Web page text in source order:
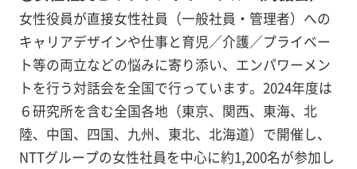
女性役員が直接女性社員（一般社員・管理者）への
キャリアデザインや仕事と育児／介護／プライベー
ト等の両立などの悩みに寄り添い、エンパワーメン
トを行う対話会を全国で行っています。2024年度は
６研究所を含む全国各地（東京、関西、東海、北
陸、中国、四国、九州、東北、北海道）で開催し、
NTTグループの女性社員を中心に約1,200名が参加し